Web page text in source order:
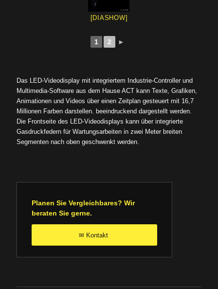
[DIASHOW]
1 2 ►
Das LED-Videodisplay mit integriertem Industrie-Controller und
Multimedia-Software aus dem Hause ACT kann Texte, Grafiken,
Animationen und Videos über einen Zeitplan gesteuert mit 16,7
Millionen Farben darstellen. beeindruckend dargestellt werden.
Die Frontseite des LED-Videodisplays kann über integrierte
Gasdruckfedern für Wartungsarbeiten in zwei Meter breiten
Segmenten nach oben geschwenkt werden.
Planen Sie Vergleichbares? Wir
beraten Sie gerne.
✉ Kontakt